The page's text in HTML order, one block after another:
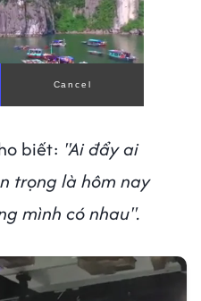
biết: "Ai đẩy ai
trọng là hôm nay
mình có nhau".